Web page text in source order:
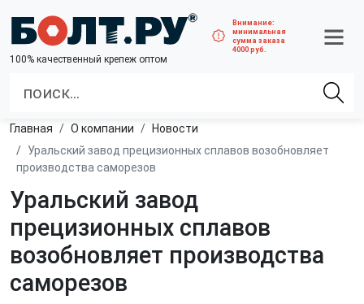
100% качественный крепеж оптом
Внимание:
минимальная
сумма заказа
4000 руб.
Главная О компании
Новости
Уральский завод прецизионных сплавов возобновляет
производства саморезов
Уральский завод
прецизионных сплавов
возобновляет производства
саморезов